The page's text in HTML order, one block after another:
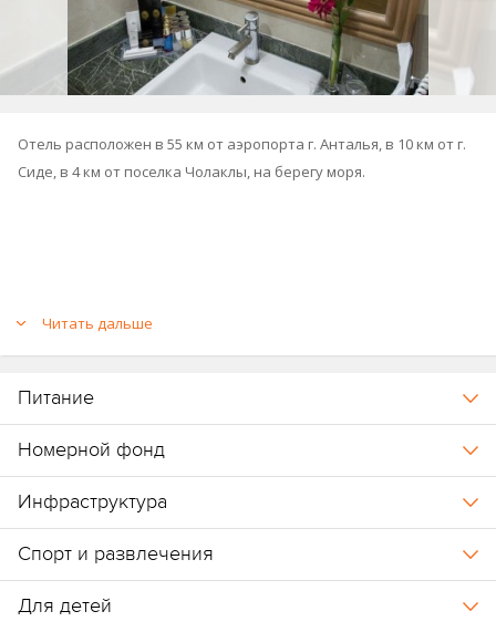
Отель расположен в 55 км от аэропорта г. Анталья, в 10 км от г.
Сиде, в 4 км от поселка Чолаклы, на берегу моря.
Читать дальше
Питание
Номерной фонд
Инфраструктура
Спорт и развлечения
Для детей